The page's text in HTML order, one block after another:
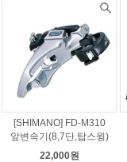
[SHIMANO] FD-M310
앞변속기(8,7단,탑스윙)
22,000원